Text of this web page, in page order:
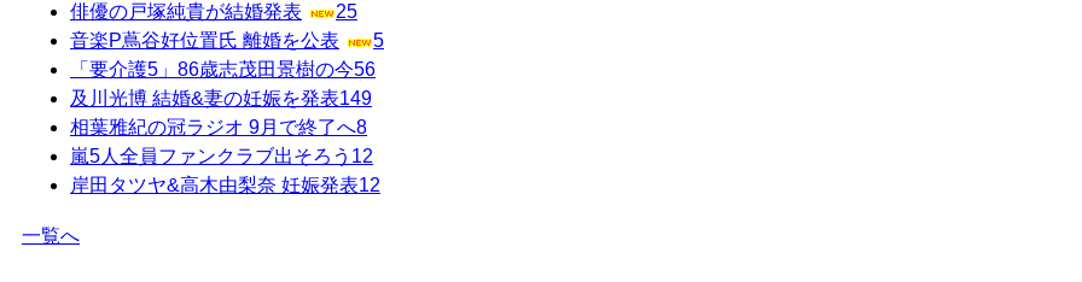
俳優の戸塚純貴が結婚発表
25
音楽P蔦谷好位置氏 離婚を公表
5
「要介護5」86歳志茂田景樹の今56
及川光博 結婚&妻の妊娠を発表149
相葉雅紀の冠ラジオ 9月で終了へ8
嵐5人全員ファンクラブ出そろう 12
岸田タツヤ&高木由梨奈 妊娠発表12
一覧へ